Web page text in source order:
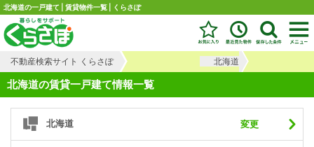
北海道の一戸建て | 賃貸物件一覧 | くらさぽ
不動産検索サイト くらさぽ 北海道
北海道の賃貸一戸建て情報一覧
北海道 変更